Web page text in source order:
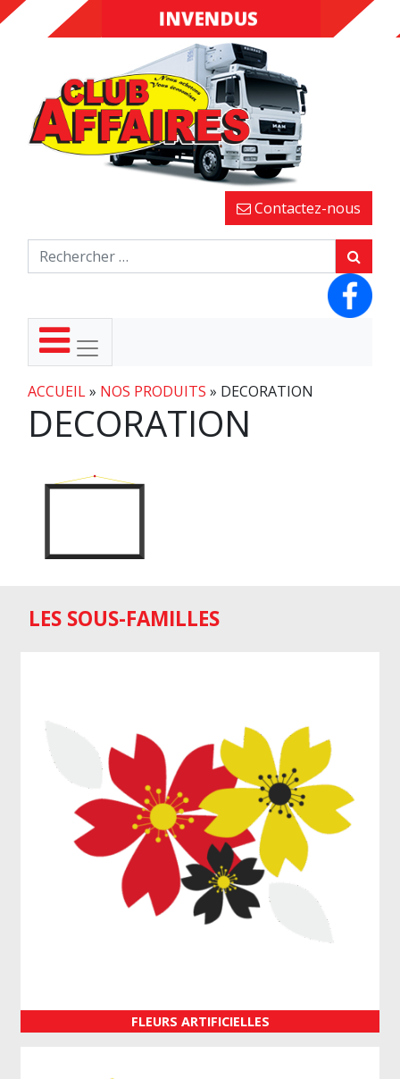
FINS DE
SÉRIES
INVENDUS
Contactez-nous
ACCUEIL» NOS PRODUITS » DECORATION
DECORATION
LES SOUS-FAMILLES
FLEURS ARTIFICIELLES